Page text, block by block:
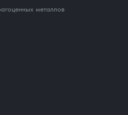
металлов